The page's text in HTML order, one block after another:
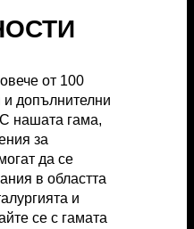
от 100
допълнителни
нашата гама,
за
да се
в областта
и
се с гамата
от 100
допълнителни
нашата гама,
за
да се
в областта
и
се с гамата